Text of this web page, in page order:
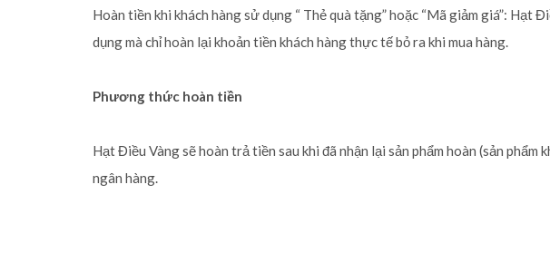
Hoàn tiền khi khách hàng sử dụng “ Thẻ quà tặng” hoặc “Mã giảm giá”: Hạt
dụng mà chỉ hoàn lại khoản tiền khách hàng thực tế bỏ ra khi mua hàng.
Phương thức hoàn tiền
Hạt Điều Vàng sẽ hoàn trả tiền sau khi đã nhận lại sản phẩm hoàn (sản
ngân hàng.